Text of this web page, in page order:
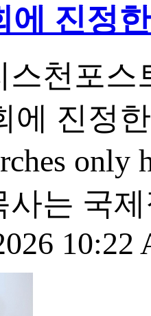
에 진정
스천포스
에 진정
only
사는 국
10:22